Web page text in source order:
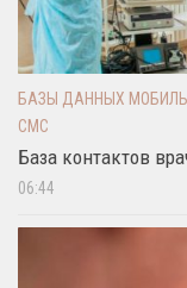
БАЗЫ ДАННЫХ
СМС
База контактов
06:44